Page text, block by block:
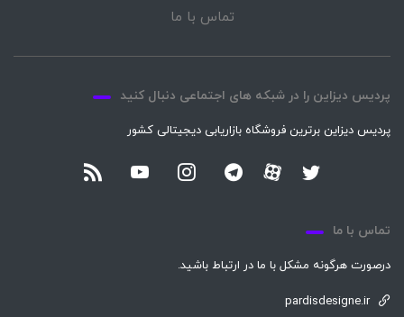
تماس با ما
پردیس دیزاین را در شبکه های اجتماعی دنبال کنید
پردیس دیزاین برترین فروشگاه بازاریابی دیجیتالی کشور
تماس با ما
درصورت هرگونه مشکل با ما در ارتباط باشید.
pardisdesigne.ir